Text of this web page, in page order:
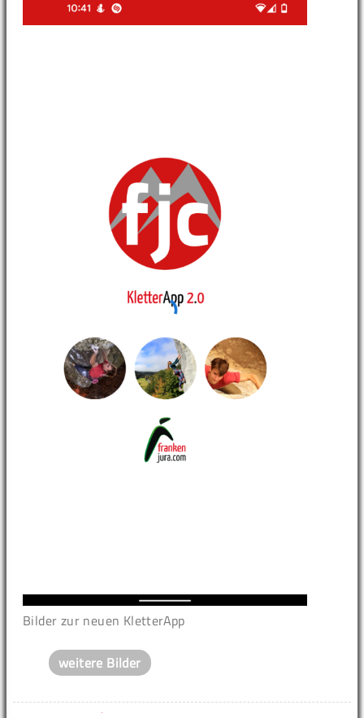
Bilder zur neuen KletterApp
weitere Bilder